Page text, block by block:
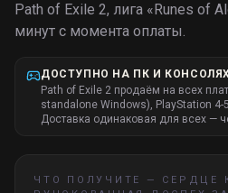
Path of Exile 2, лига «Runes of
минут с момента оплаты.
ДОСТУПНО НА ПК И
Path of Exile 2 продаём на всех
standalone Windows), PlayStation 4-
Доставка одинаковая для всех —
ЧТО ПОЛУЧИТЕ — СЕРДЦЕ